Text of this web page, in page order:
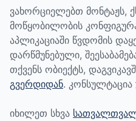
ვახორციელებთ მონტაჟს,
მოწყობილობის
აპლიკაციაში წვდომის
დარწმუნებული,
თქვენს ობიექტს,
გვერდიდან. კონსულტაცია
იხილეთ სხვა